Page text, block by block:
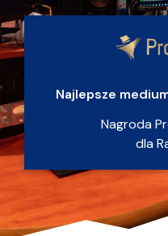
Najlepsze
Nagroda
dla